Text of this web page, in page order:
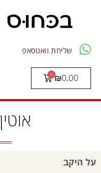
שליחת וואטסאפ
₪0.00
אוטין OTTIN
על היקב: